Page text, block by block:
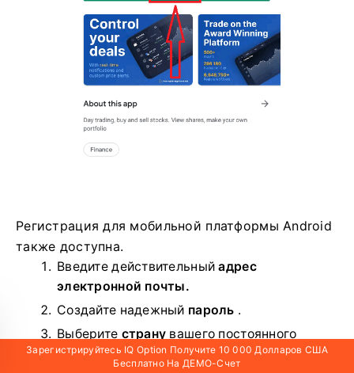
Регистрация для мобильной платформы Android
также доступна.
Введите действительныйадрес
электронной почты.
Создайте надежный пароль .
Выберите страну вашего постоянного
проживания.
Зарегистрируйтесь IQ Option Получите 10 000 Долларов США
Бесплатно На ДЕМО-Счет